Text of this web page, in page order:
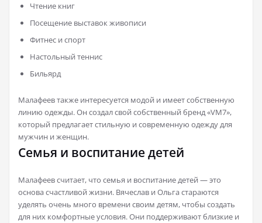
Чтение книг
Посещение выставок живописи
Фитнес и спорт
Настольный теннис
Бильярд
Малафеев также интересуется модой и имеет собственную
линию одежды. Он создал свой собственный бренд «VM7»,
который предлагает стильную и современную одежду для
мужчин и женщин.
Семья и воспитание детей
Малафеев считает, что семья и воспитание детей — это
основа счастливой жизни. Вячеслав и Ольга стараются
уделять очень много времени своим детям, чтобы создать
для них комфортные условия. Они поддерживают близкие и